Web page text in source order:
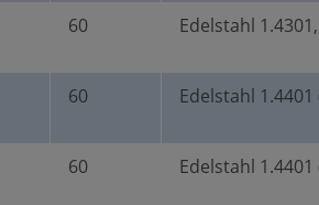
60 Edelstahl
60 Edelstahl 1.4401
60 Edelstahl 1.4401